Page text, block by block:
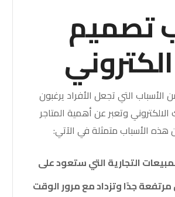
تصميم
التي تجعل الأفراد يرغبون
وتعبر عن أهمية المتاجر
هذه الأسباب متمثلة في الآتي:
التجارية التي ستعود على
مرتفعة جدًا وتزداد مع مرور الوقت